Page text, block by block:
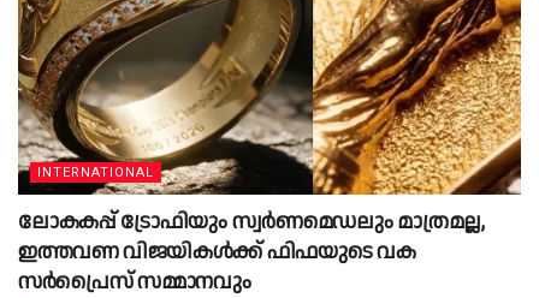
INTERNATIONAL
ലോകകപ്പ് ട്രോഫിയും സ്വർണമെഡലും മാത്രമല്ല,
ഇത്തവണ വിജയികൾക്ക് ഫിഫയുടെ വക
സർപ്രൈസ് സമ്മാനവും